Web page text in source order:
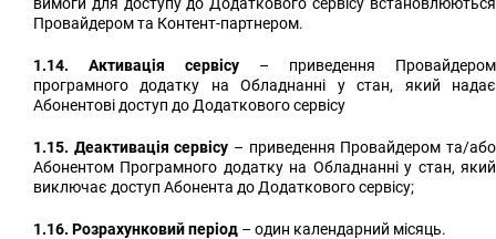
Провайдером та Контент-партнером.
1.14. Активація сервісу – приведення Провайдером
програмного додатку на Обладнанні у стан, який надає
Абонентові доступ до Додаткового сервісу
1.15. Деактивація сервісу – приведення Провайдером та/або
Абонентом Програмного додатку на Обладнанні у стан, який
виключає доступ Абонента до Додаткового сервісу;
1.16. Розрахунковий період – один календарний місяць.